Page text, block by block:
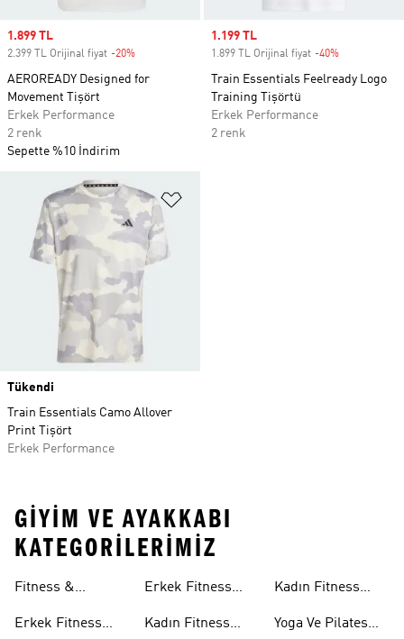
Sale price
1.899 TL
2.399 TL Orijinal fiyat -20%
AEROREADY Designed for
Movement Tişört
Erkek Performance
2 renk
Sepette %10 İndirim
Sale price
1.199 TL
1.899 TL Orijinal fiyat -40%
Train Essentials Feelready Logo
Training Tişörtü
Erkek Performance
2 renk
Tükendi
Train Essentials Camo Allover
Print Tişört
Erkek Performance
GIYIM VE AYAKKABI
KATEGORILERIMIZ
Fitness &
Ayakkabıları
Erkek Fitness
Sütyenleri
Erkek Fitness
Kadın Fitness
Aksesuarları
Kadın Fitness
Yoga Ve Pilates